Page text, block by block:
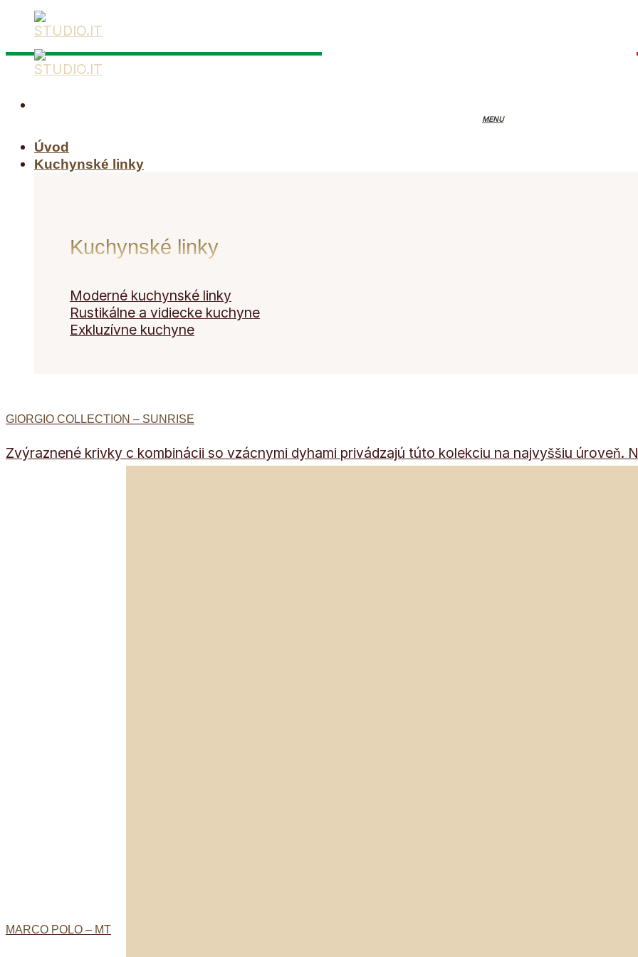
content
Úvod
Kuchynské linky
Kuchynské linky
Moderné kuchynské linky
Rustikálne a vidiecke kuchyne
Exkluzívne kuchyne
GIORGIO COLLECTION – SUNRISE
Zvýraznené krivky c kombinácii so vzácnymi dyhami privádzajú túto kolekciu na najvyššiu úroveň.
MARCO POLO – MT